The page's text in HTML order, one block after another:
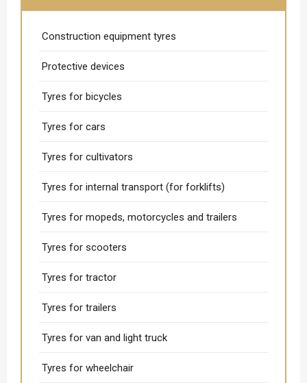
Construction equipment tyres
Protective devices
Tyres for bicycles
Tyres for cars
Tyres for cultivators
Tyres for internal transport (for forklifts)
Tyres for mopeds, motorcycles and trailers
Tyres for scooters
Tyres for tractor
Tyres for trailers
Tyres for van and light truck
Tyres for wheelchair